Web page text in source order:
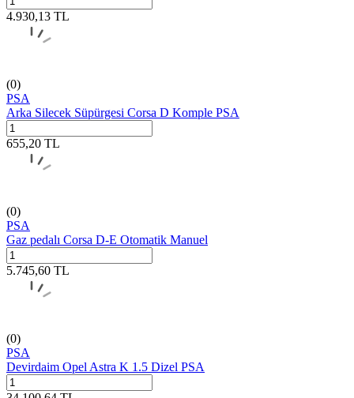
4.930,13 TL
(0)
PSA
Arka Silecek Süpürgesi Corsa D Komple PSA
655,20 TL
(0)
PSA
Gaz pedalı Corsa D-E Otomatik Manuel
5.745,60 TL
(0)
PSA
Devirdaim Opel Astra K 1.5 Dizel PSA